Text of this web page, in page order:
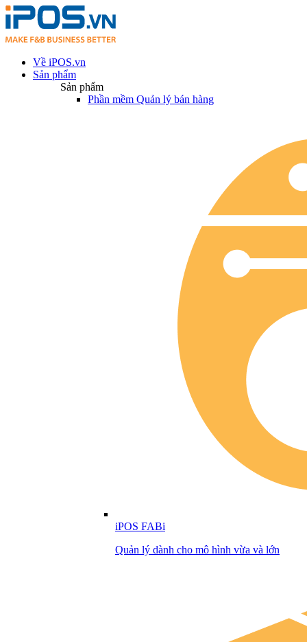
Về iPOS.vn
Sản phẩm
Sản phẩm
Phần mềm Quản lý bán hàng
iPOS FABi
Quản lý dành cho mô hình vừa và lớn